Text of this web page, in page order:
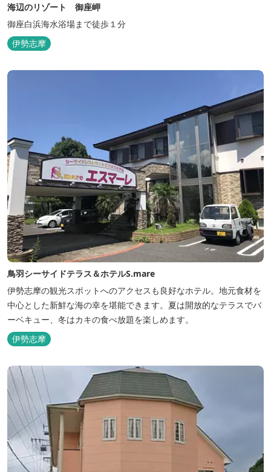
海辺のリゾート 御座岬
御座白浜海水浴場まで徒歩１分
伊勢志摩
鳥羽シーサイドテラス＆ホテルS.mare
伊勢志摩の観光スポットへのアクセスも良好なホテル。地元食材を
中心とした新鮮な海の幸を堪能できます。夏は開放的なテラスでバ
ーベキュー、冬はカキの食べ放題を楽しめます。
伊勢志摩